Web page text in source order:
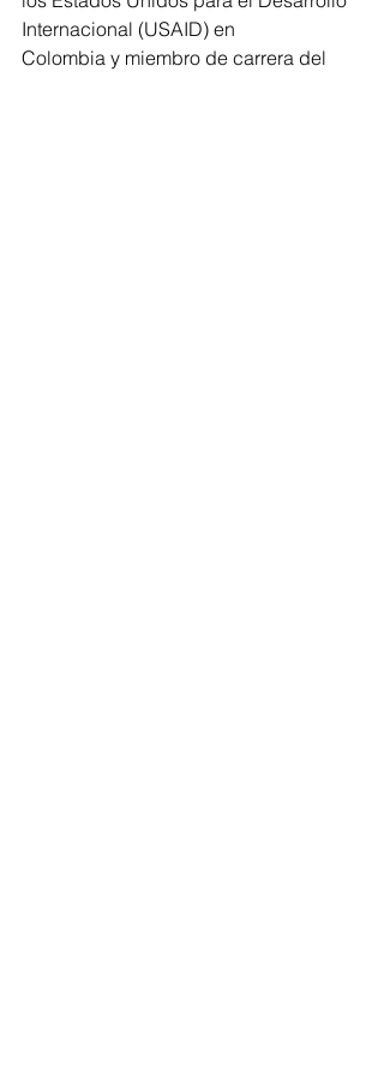
Internacional (USAID) en
Colombia y miembro de carrera del